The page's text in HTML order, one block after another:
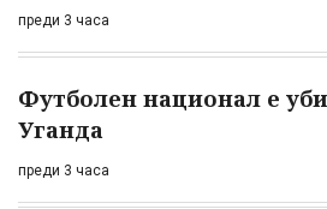
преди 3 часа
Футболен национал е
Уганда
преди 3 часа